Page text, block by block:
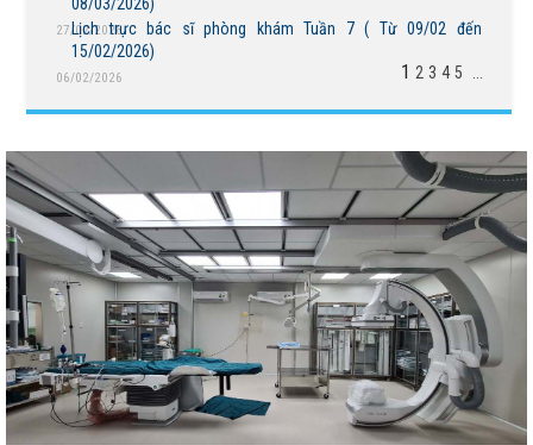
27/02/2026
Lịch trực bác sĩ phòng khám Tuần 7 ( Từ 09/02 đến
15/02/2026)
06/02/2026 1 2 3 4 5
BỆNH VIỆN NGUYỄN ĐÌNH CHIỂU TIẾP TỤC TRIỂN
KHAI KỸ THUẬT CHUYÊN SÂU TRONG KHÁM, CHỮA
Bệnh viện Nguyễn Đình Chiểu hưởng ứng Ngày Thế
giới chống sa mạc hóa và hạn hán 17/6
Báo cáo đánh giá chất lượng Bệnh viện Nguyễn Đình
Chiểu tháng 5 năm 2026
THÔNG BÁO MỜI CHÀO GIÁ